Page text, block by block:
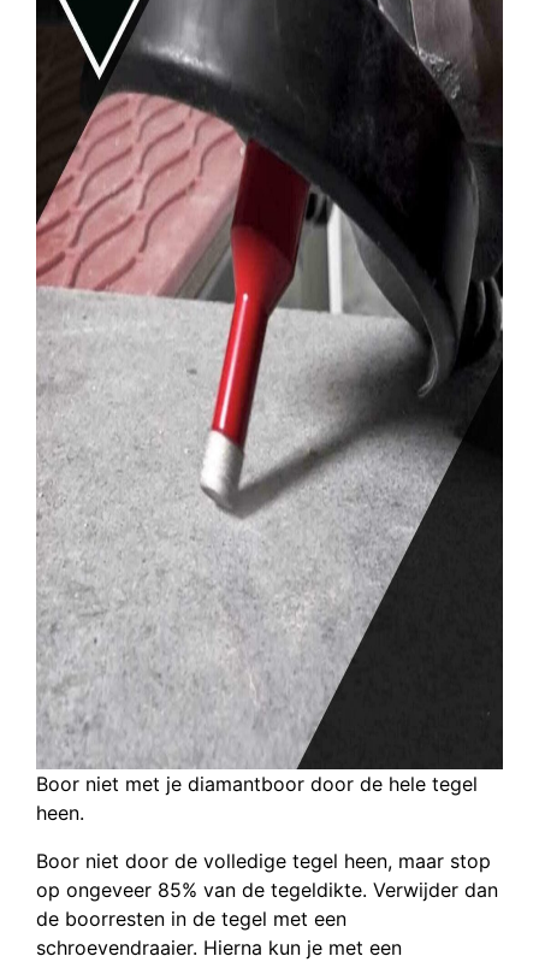
Boor niet met je diamantboor door de hele tegel
heen.
Boor niet door de volledige tegel heen, maar stop
op ongeveer 85% van de tegeldikte. Verwijder dan
de boorresten in de tegel met een
schroevendraaier. Hierna kun je met een